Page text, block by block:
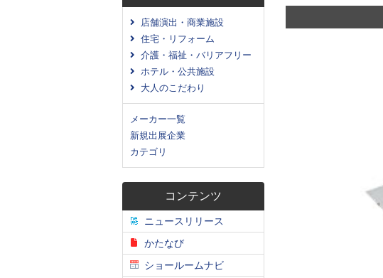
店舗演出・商業施設
住宅・リフォーム
介護・福祉・バリアフリー
ホテル・公共施設
大人のこだわり
メーカー一覧
新規出展企業
カテゴリ
コンテンツ
ニュースリリース
かたなび
ショールームナビ